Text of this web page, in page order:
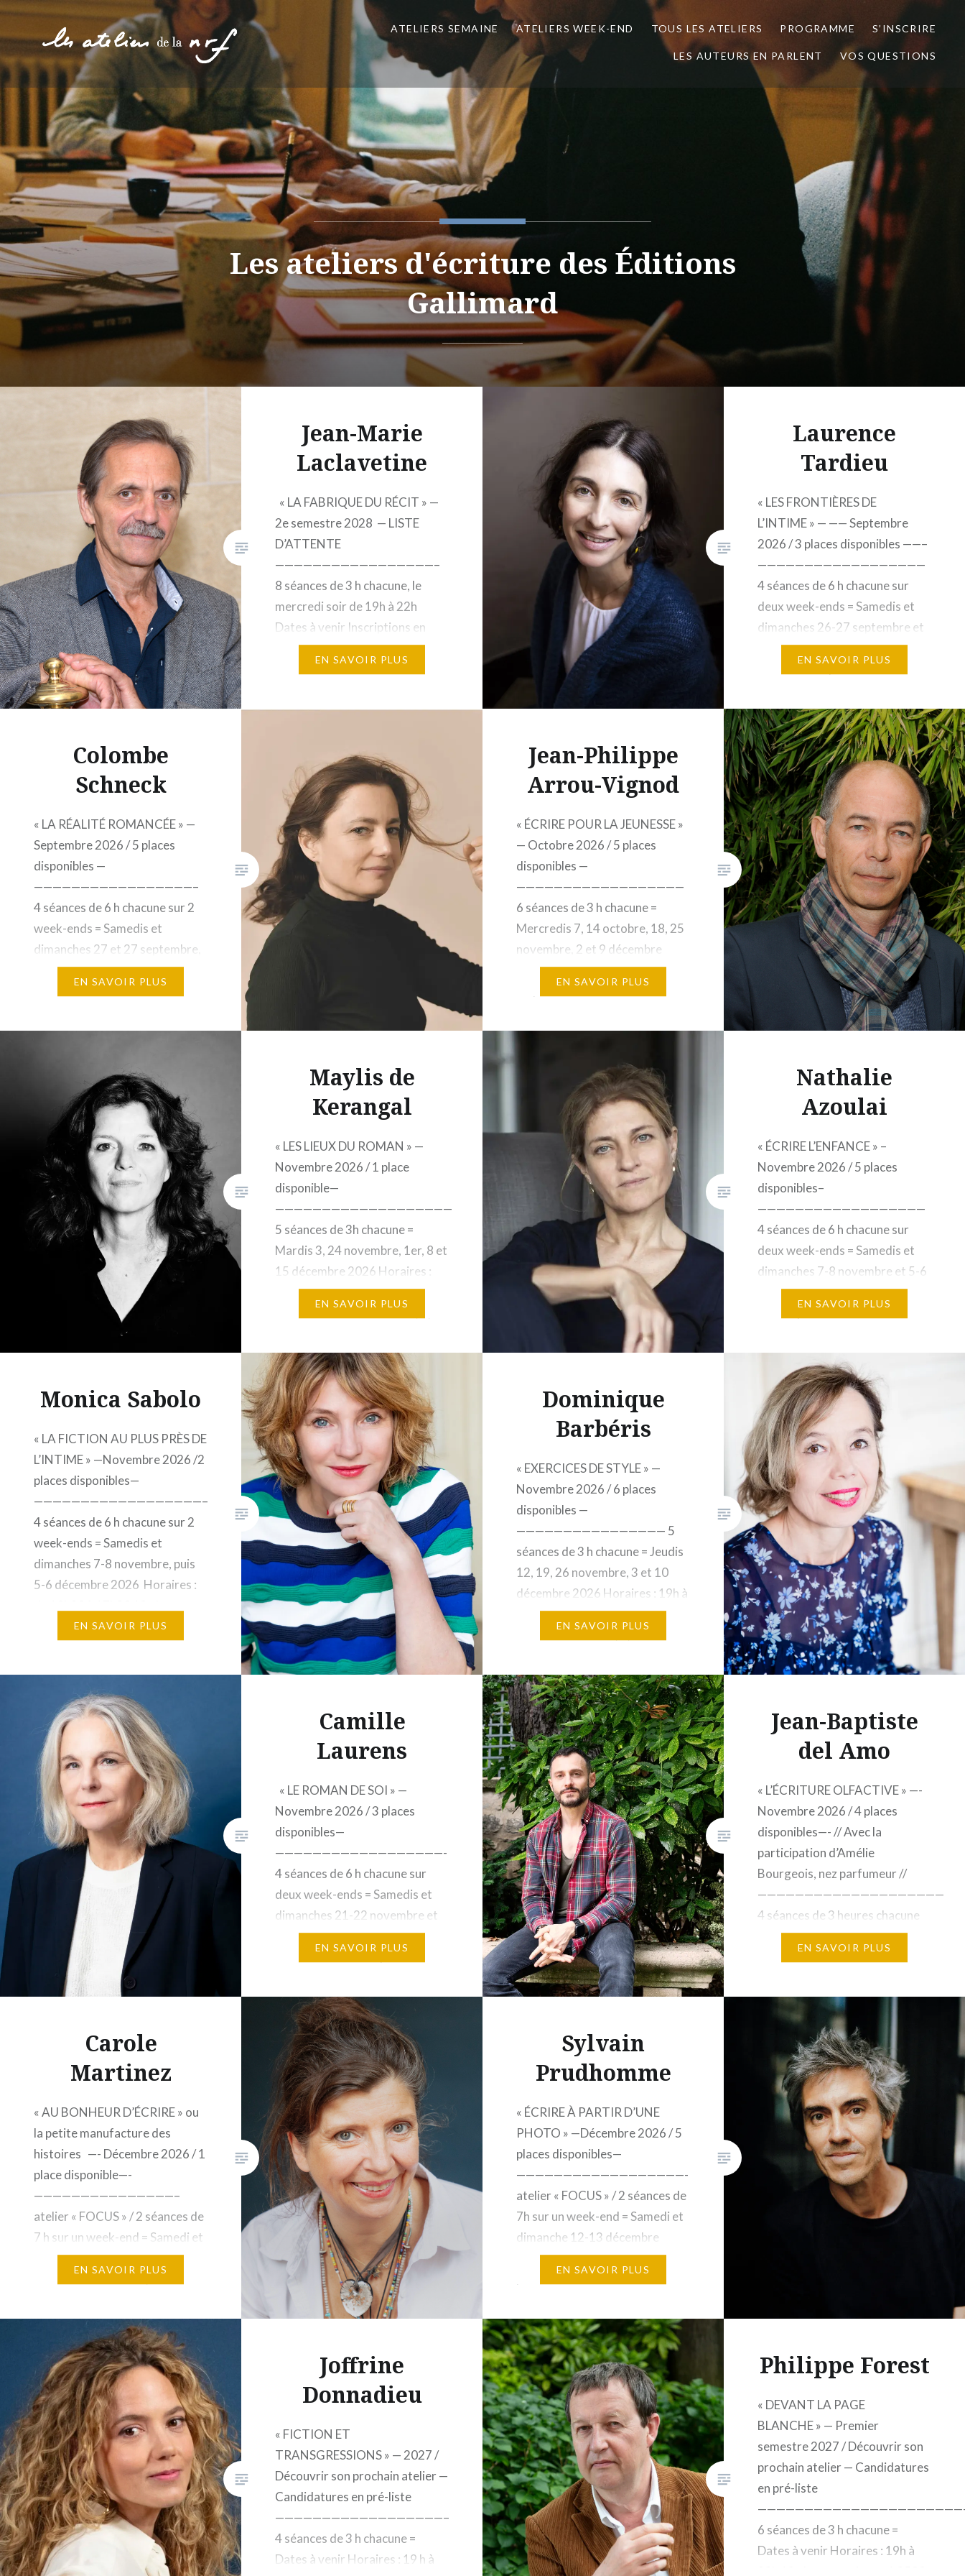
Aller
contenu
ATELIERS SEMAINE ATELIERS WEEK-END TOUS LES ATELIERS PROGRAMME S’INSCRIRE
LES AUTEURS EN PARLENT VOS QUESTIONS
Les ateliers d'écriture des Éditions
Gallimard
Jean-Marie
Laclavetine
« LA FABRIQUE DU RÉCIT » —
2e semestre 2028 — LISTE
D’ATTENTE
—————————————————–
8 séances de 3 h chacune, le
mercredi soir de 19h à 22h
Dates à venir Inscriptions en
liste d’attente* 12 personnes
Gallimard, 75007 Paris – La
EN SAVOIR PLUS
Laurence
Tardieu
« LES FRONTIÈRES DE
L’INTIME » — —— Septembre
2026 / 3 places disponibles ——–
——————————————————
4 séances de 6 h chacune sur
deux week-ends = Samedis et
dimanches 26-27 septembre et
10-11 octobre 2026 Horaires :
Gaston-Gallimard, 75007 Paris
– Les frontières…
EN SAVOIR PLUS
Colombe
Schneck
« LA RÉALITÉ ROMANCÉE » —
Septembre 2026 / 5 places
disponibles —
—————————————————–
4 séances de 6 h chacune sur 2
week-ends = Samedis et
dimanches 27 et 27 septembre,
puis 10 et 11 octobre 2026
Éditions Gallimard, 5, rue
EN SAVOIR PLUS
Jean-Philippe
Arrou-Vignod
« ÉCRIRE POUR LA JEUNESSE »
— Octobre 2026 / 5 places
disponibles —
——————————————————
6 séances de 3 h chacune =
Mercredis 7, 14 octobre, 18, 25
novembre, 2 et 9 décembre
2026 Horaires : de 19 h à 22 h
Gaston-Gallimard, 75007 Paris
EN SAVOIR PLUS
Maylis de
Kerangal
« LES LIEUX DU ROMAN » —
Novembre 2026 / 1 place
disponible—
———————————————————
5 séances de 3h chacune =
Mardis 3, 24 novembre, 1er, 8 et
15 décembre 2026 Horaires :
19H à 22H 12 places maximum
Paris – Les lieux du roman – Cet
atelier…
EN SAVOIR PLUS
Nathalie
Azoulai
« ÉCRIRE L’ENFANCE » –
Novembre 2026 / 5 places
disponibles–
——————————————————
4 séances de 6 h chacune sur
deux week-ends = Samedis et
dimanches 7-8 novembre et 5-6
décembre 2026 Horaires : 10h à
Gaston-Gallimard, 75007 Paris
– Écrire l’enfance – Que ce soit
un…
EN SAVOIR PLUS
Monica Sabolo
« LA FICTION AU PLUS PRÈS DE
L’INTIME » —Novembre 2026 /2
places disponibles—
——————————————————–
4 séances de 6 h chacune sur 2
week-ends = Samedis et
dimanches 7-8 novembre, puis
5-6 décembre 2026 Horaires :
maximum 1 650 € Éditions
EN SAVOIR PLUS
Dominique
Barbéris
« EXERCICES DE STYLE » —
Novembre 2026 / 6 places
disponibles —
———————————————— 5
séances de 3 h chacune = Jeudis
12, 19, 26 novembre, 3 et 10
décembre 2026 Horaires : 19h à
22h 12 places maximum 1050€
– Exercices de style – Mon
atelier, librement placé…
EN SAVOIR PLUS
Camille
Laurens
« LE ROMAN DE SOI » —
Novembre 2026 / 3 places
disponibles—
——————————————————-
4 séances de 6 h chacune sur
deux week-ends = Samedis et
dimanches 21-22 novembre et
12-13 décembre 2026 Horaires
Gallimard, 5, rue Gaston-
Gallimard, 75007 Paris – Le
roman de soi – La
préposition de est…
EN SAVOIR PLUS
Jean-Baptiste
del Amo
« L’ÉCRITURE OLFACTIVE » —-
Novembre 2026 / 4 places
disponibles—- // Avec la
participation d’Amélie
Bourgeois, nez parfumeur //
————————————————————
4 séances de 3 heures chacune
sur un week-end Samedi et
places maximum 1 150€
Éditions Gallimard, 5, rue
Gaston-Gallimard, 75007 Paris
– L’écriture olfactive –…
EN SAVOIR PLUS
Carole
Martinez
« AU BONHEUR D’ÉCRIRE » ou
la petite manufacture des
histoires —- Décembre 2026 / 1
place disponible—-
———————————————–
atelier « FOCUS » / 2 séances de
7 h sur un week-end = Samedi et
dimanche 5 et 6 décembre 2026
places maximum 1…
EN SAVOIR PLUS
Sylvain
Prudhomme
« ÉCRIRE À PARTIR D’UNE
PHOTO » —Décembre 2026 / 5
places disponibles—
——————————————————-
atelier « FOCUS » / 2 séances de
7h sur un week-end = Samedi et
dimanche 12-13 décembre
2026 Horaires : 10h à 18h 10
Gaston-Gallimard, 75007 Paris
– Écrire à partir d’une photo…
EN SAVOIR PLUS
Joffrine
Donnadieu
« FICTION ET
TRANSGRESSIONS » — 2027 /
Découvrir son prochain atelier —
Candidatures en pré-liste
——————————————————–
4 séances de 3 h chacune =
Dates à venir Horaires : 19 h à
Philippe Forest
« DEVANT LA PAGE
BLANCHE » — Premier
semestre 2027 / Découvrir son
prochain atelier — Candidatures
en pré-liste
6 séances de 3 h chacune =
Dates à venir Horaires : 19h à